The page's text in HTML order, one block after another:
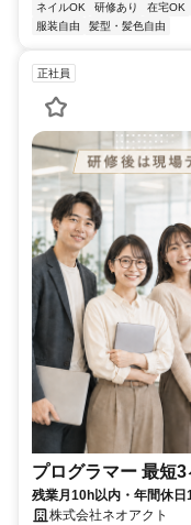
ネイルOK
研修あり 在宅OK
服装自由
髪型・髪色自由
正社員
プログラマー 最短
残業月10h以内・年間休
株式会社ネオアクト